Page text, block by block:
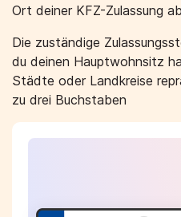
Ort deiner KFZ-Zulassung
Die zuständige
du deinen Hauptwohnsitz
Städte oder Landkreise
zu drei Buchstaben